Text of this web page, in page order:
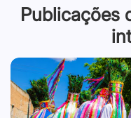
Publicações